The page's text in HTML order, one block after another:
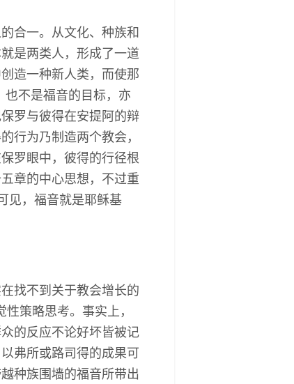
合一。从文化、种族和
是两类人，形成了一道
造一种新人类，而使那
也不是福音的目标，亦
罗与彼得在安提阿的辩
行为乃制造两个教会，
罗眼中，彼得的行径根
章的中心思想，不过重
见，福音就是耶稣基
找不到关于教会增长的
策略思考。事实上，
的反应不论好坏皆被记
弗所或路司得的成果可
种族围墙的福音所带出